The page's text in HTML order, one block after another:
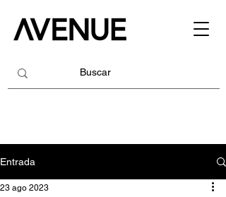
Entrada
23 ago 2023